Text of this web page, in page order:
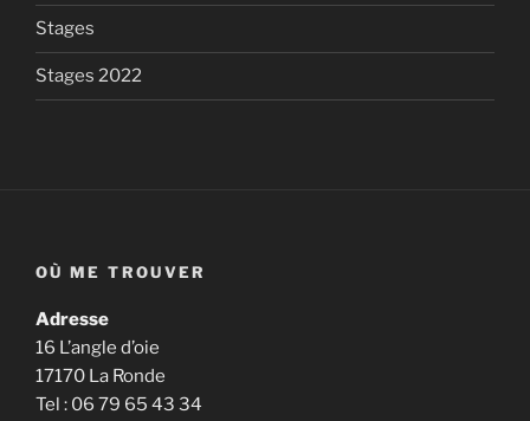
Stages
Stages 2022
OÙ ME TROUVER
Adresse
16 L’angle d’oie
17170 La Ronde
Tel : 06 79 65 43 34